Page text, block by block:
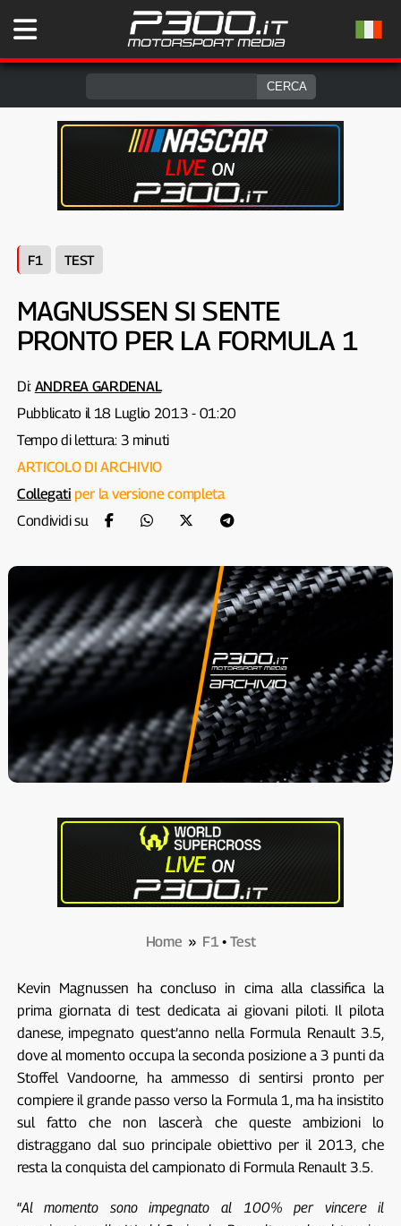
F1 TEST
MAGNUSSEN SI SENTE
PRONTO PER LA FORMULA 1
Di: ANDREA GARDENAL
Pubblicato il 18 Luglio 2013 - 01:20
Tempo di lettura: 3 minuti
ARTICOLO DI ARCHIVIO
Collegati per la versione completa
Condividi su
Home » F1• Test
Kevin Magnussen ha concluso in cima alla classifica la
prima giornata di test dedicata ai giovani piloti. Il pilota
danese, impegnato quest’anno nella Formula Renault 3.5,
dove al momento occupa la seconda posizione a 3 punti da
Stoffel Vandoorne, ha ammesso di sentirsi pronto per
compiere il grande passo verso la Formula 1, ma ha insistito
sul fatto che non lascerà che queste ambizioni lo
distraggano dal suo principale obiettivo per il 2013, che
resta la conquista del campionato di Formula Renault 3.5.
“Al momento sono impegnato al 100% per vincere il